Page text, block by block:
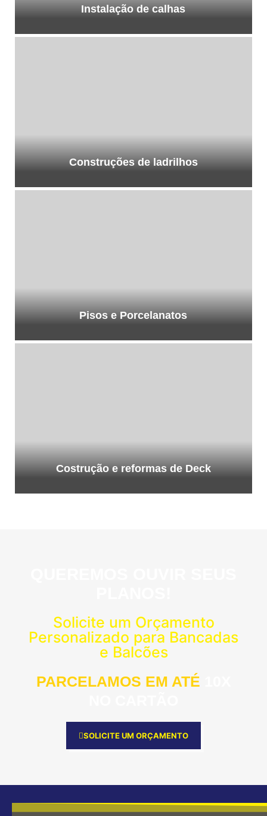
Instalação de calhas
Construções de ladrilhos
Pisos e Porcelanatos
Costrução e reformas de Deck
Solicite um Orçamento
Personalizado para Bancadas
e Balcões
PARCELAMOS EM ATÉ
SOLICITE UM ORÇAMENTO